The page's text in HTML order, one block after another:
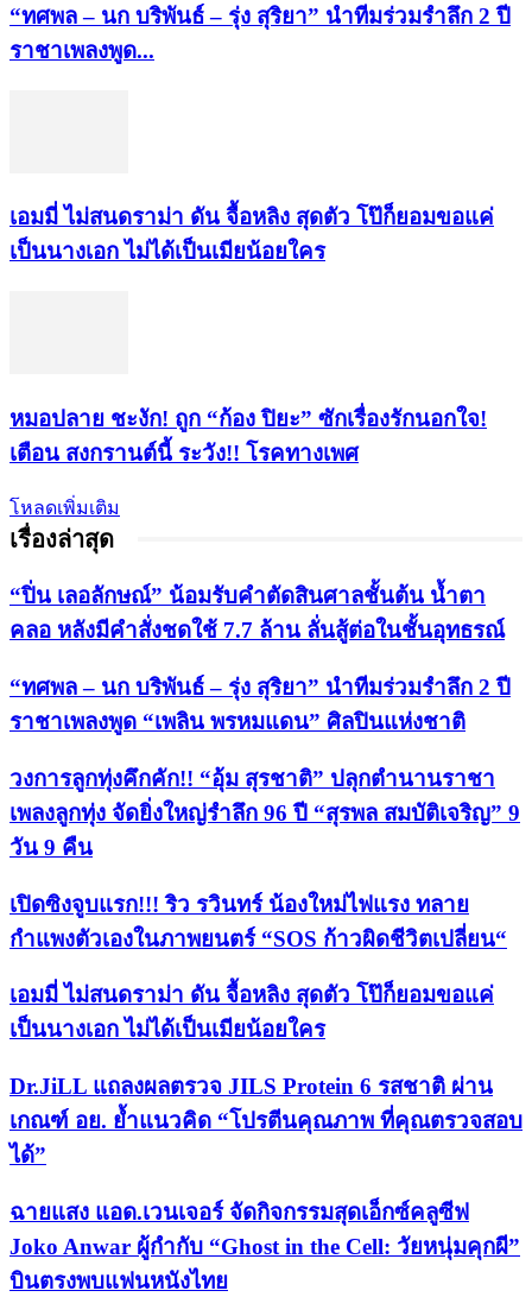
“ทศพล – นก บริพันธ์ – รุ่ง สุริยา” นำทีมร่วมรำลึก 2 ปี
ราชาเพลงพูด...
เอมมี่ ไม่สนดราม่า ดัน จื้อหลิง สุดตัว โป๊ก็ยอมขอแค่
เป็นนางเอก ไม่ได้เป็นเมียน้อยใคร
หมอปลาย ชะงัก! ถูก “ก้อง ปิยะ” ซักเรื่องรักนอกใจ!
เตือน สงกรานต์นี้ ระวัง!! โรคทางเพศ
โหลดเพิ่มเติม
เรื่องล่าสุด
“ปิ่น เลอลักษณ์” น้อมรับคำตัดสินศาลชั้นต้น น้ำตา
คลอ หลังมีคำสั่งชดใช้ 7.7 ล้าน ลั่นสู้ต่อในชั้นอุทธรณ์
“ทศพล – นก บริพันธ์ – รุ่ง สุริยา” นำทีมร่วมรำลึก 2 ปี
ราชาเพลงพูด “เพลิน พรหมแดน” ศิลปินแห่งชาติ
วงการลูกทุ่งคึกคัก!! “อุ้ม สุรชาติ” ปลุกตำนานราชา
เพลงลูกทุ่ง จัดยิ่งใหญ่รำลึก 96 ปี “สุรพล สมบัติเจริญ” 9
วัน 9 คืน
เปิดซิงจูบแรก!!! ริว รวินทร์ น้องใหม่ไฟแรง ทลาย
กำแพงตัวเองในภาพยนตร์ “SOS ก้าวผิดชีวิตเปลี่ยน“
เอมมี่ ไม่สนดราม่า ดัน จื้อหลิง สุดตัว โป๊ก็ยอมขอแค่
เป็นนางเอก ไม่ได้เป็นเมียน้อยใคร
Dr.JiLL แถลงผลตรวจ JILS Protein 6 รสชาติ ผ่าน
เกณฑ์ อย. ย้ำแนวคิด “โปรตีนคุณภาพ ที่คุณตรวจสอบ
ได้”
ฉายแสง แอด.เวนเจอร์ จัดกิจกรรมสุดเอ็กซ์คลูซีฟ
Joko Anwar ผู้กำกับ “Ghost in the Cell: วัยหนุ่มคุกผี”
บินตรงพบแฟนหนังไทย